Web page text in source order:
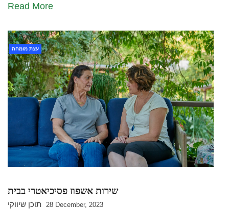
Read More
עצת מומחה
שירות אשפוז פסיכיאטרי בבית
תוכן שיווקי 28 December, 2023